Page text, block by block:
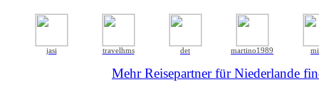
jasi travelhms det martino1989
Mehr Reisepartner für Niederlande